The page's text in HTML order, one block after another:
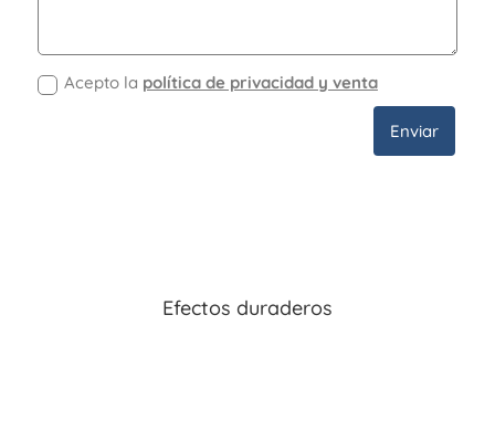
Acepto la política de privacidad y venta
Enviar
Efectos duraderos